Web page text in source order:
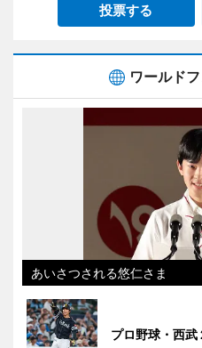
投票する
ワールド
あいさつされる悠仁さま
プロ野球・西